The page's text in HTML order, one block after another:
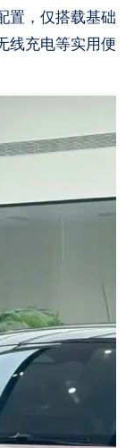
置，仅搭载基础
线充电等实用便